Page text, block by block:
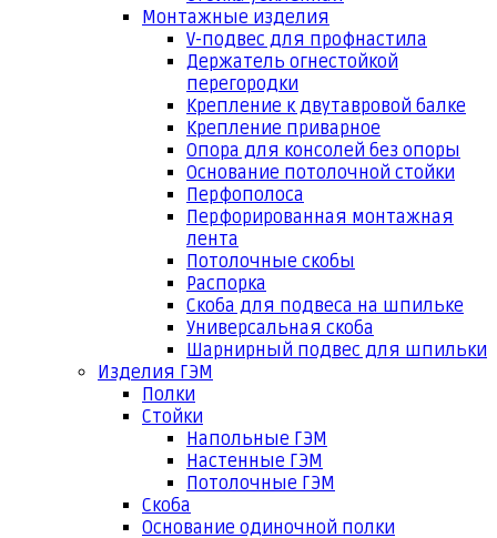
Монтажные изделия
V-подвес для профнастила
Держатель огнестойкой
перегородки
Крепление к двутавровой балке
Крепление приварное
Опора для консолей без опоры
Основание потолочной стойки
Перфополоса
Перфорированная монтажная
лента
Потолочные скобы
Распорка
Скоба для подвеса на шпильке
Универсальная скоба
Шарнирный подвес для шпильки
Изделия ГЭМ
Полки
Стойки
Напольные ГЭМ
Настенные ГЭМ
Потолочные ГЭМ
Скоба
Основание одиночной полки